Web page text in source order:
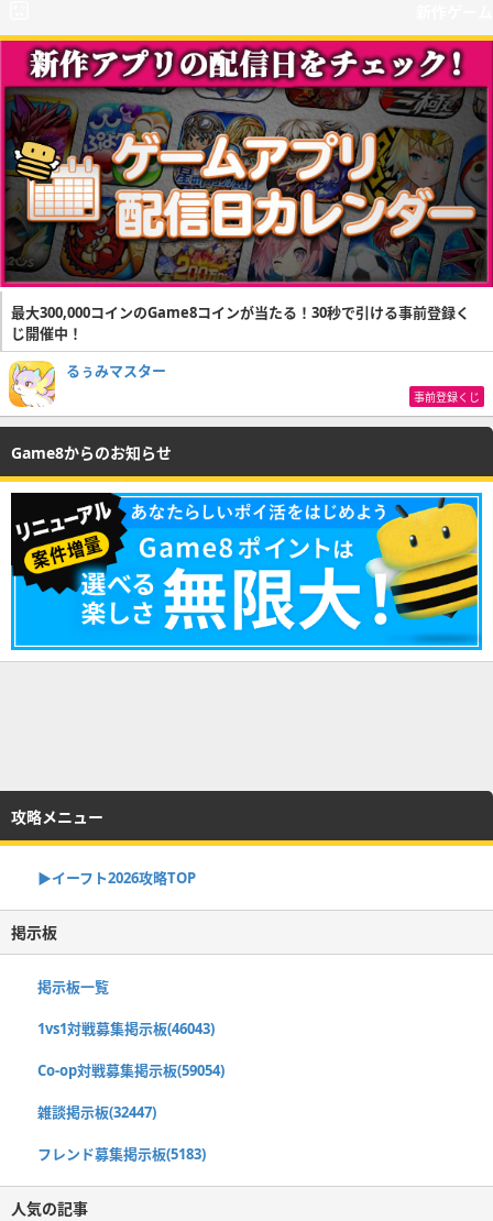
最大300,000コインのGame8コインが当たる！30秒で引ける事前登録く
じ開催中！
るぅみマスター
事前登録くじ
Game8からのお知らせ
攻略メニュー
▶イーフト2026攻略TOP
掲示板
掲示板一覧
1vs1対戦募集掲示板(46043)
Co-op対戦募集掲示板(59054)
雑談掲示板(32447)
フレンド募集掲示板(5183)
人気の記事